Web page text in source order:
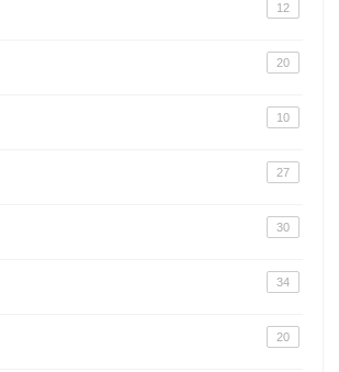
12
20
10
27
30
34
20